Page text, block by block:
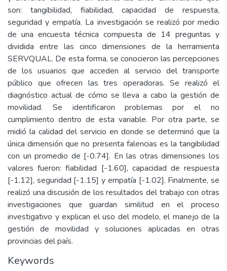
son: tangibilidad, fiabilidad, capacidad de respuesta,
seguridad y empatía. La investigación se realizó por medio
de una encuesta técnica compuesta de 14 preguntas y
dividida entre las cinco dimensiones de la herramienta
SERVQUAL. De esta forma, se conocieron las percepciones
de los usuarios que acceden al servicio del transporte
público que ofrecen las tres operadoras. Se realizó el
diagnóstico actual de cómo se lleva a cabo la gestión de
movilidad. Se identificaron problemas por el no
cumplimiento dentro de esta variable. Por otra parte, se
midió la calidad del servicio en donde se determinó que la
única dimensión que no presenta falencias es la tangibilidad
con un promedio de [-0.74]. En las otras dimensiones los
valores fueron: fiabilidad [-1.60], capacidad de respuesta
[-1.12], seguridad [-1.15] y empatía [-1.02]. Finalmente, se
realizó una discusión de los resultados del trabajo con otras
investigaciones que guardan similitud en el proceso
investigativo y explican el uso del modelo, el manejo de la
gestión de movilidad y soluciones aplicadas en otras
provincias del país.
Keywords